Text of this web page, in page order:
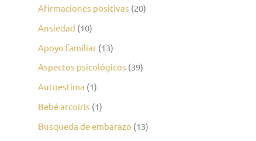
Afirmaciones positivas (20)
Ansiedad (10)
Apoyo familiar (13)
Aspectos psicológicos (39)
Autoestima (1)
Bebé arcoiris (1)
Busqueda de embarazo (13)